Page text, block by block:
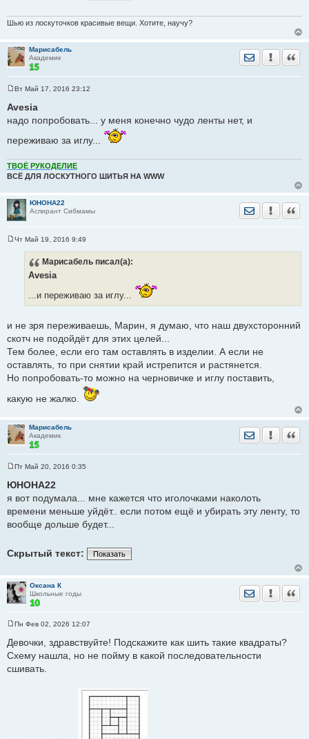
Шью из лоскуточков красивые вещи. Хотите, научу?
Марисабель
Академик
Отправить
о
б
щ
н
е
Вт Май 17, 2016 23:12
Avesia
надо попробовать... у меня конечно чудо ленты нет, и
переживаю за иглу...
ТВОЁ РУКОДЕЛИЕ
ВСЁ ДЛЯ ЛОСКУТНОГО ШИТЬЯ НА WWW
ЮНОНА22
Аспирант Сибмамы
Отправить
Чт Май 19, 2016 9:49
Марисабель писал(а):
Avesia
...и переживаю за иглу...
и не зря переживаешь, Марин, я думаю, что наш двухсторонний
скотч не подойдёт для этих целей...
Тем более, если его там оставлять в изделии. А если не
оставлять, то при снятии край истрепится и растянется.
Но попробовать-то можно на черновичке и иглу поставить,
какую не жалко.
Марисабель
Академик
Отправить
о
о
б
е
н
Пт Май 20, 2016 0:35
ЮНОНА22
я вот подумала... мне кажется что иголочками наколоть
времени меньше уйдёт.. если потом ещё и убирать эту ленту, то
вообще дольше будет...
Скрытый текст: Показать
Оксана К
Школьные годы
Отправить
о
б
е
Пн Фев 02, 2026 12:07
Девочки, здравствуйте! Подскажите как шить такие квадраты?
Схему нашла, но не пойму в какой последовательности
сшивать.